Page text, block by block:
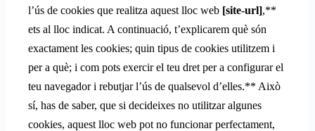
l’ús de cookies que realitza aquest lloc web [site-url],**
ets al lloc indicat. A continuació, t’explicarem què són
exactament les cookies; quin tipus de cookies utilitzem i
per a què; i com pots exercir el teu dret per a configurar el
teu navegador i rebutjar l’ús de qualsevol d’elles.** Això
sí, has de saber, que si decideixes no utilitzar algunes
cookies, aquest lloc web pot no funcionar perfectament,